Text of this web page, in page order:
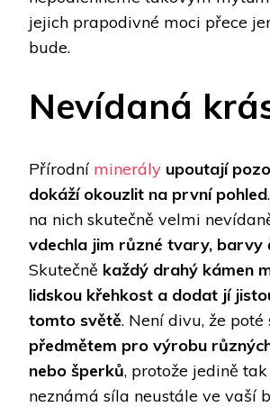
jejich prapodivné moci přece
bude.
Nevídaná
Přírodní minerály upoutají
dokáží okouzlit na první pohled
na nich skutečně velmi
vdechla jim různé tvary, barvy
Skutečně každý drahý kámen
lidskou křehkost a dodat jí
tomto světě. Není divu, že poté
předmětem pro výrobu
nebo šperků, protože jedině
neznámá síla neustále ve vaší